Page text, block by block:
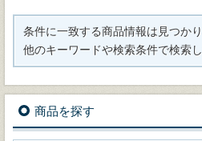
条件に一致する商品情報は見つか
他のキーワードや検索条件で検索し
商品を探す